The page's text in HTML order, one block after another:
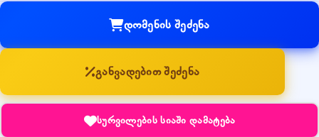
დომენის შეძენა
განვადებით შეძენა
სურვილების სიაში დამატება